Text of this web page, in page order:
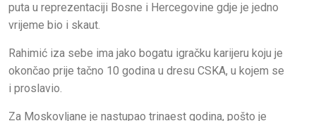
puta u reprezentaciji Bosne i Hercegovine gdje je jedno
vrijeme bio i skaut.
Rahimić iza sebe ima jako bogatu igračku karijeru koju je
okončao prije tačno 10 godina u dresu CSKA, u kojem se
i proslavio.
Za Moskovljane je nastupao trinaest godina, pošto je